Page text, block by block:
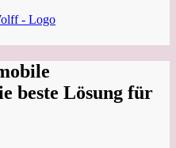
beste Lösung für